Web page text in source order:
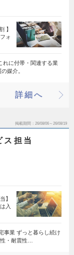
】
ォ
れに付帯・関連する業
媒介。
詳細へ
掲載期間 26/08/06～26/08/19
ス担当
】
入
事業 ずっと暮らし続け
性・耐震性…